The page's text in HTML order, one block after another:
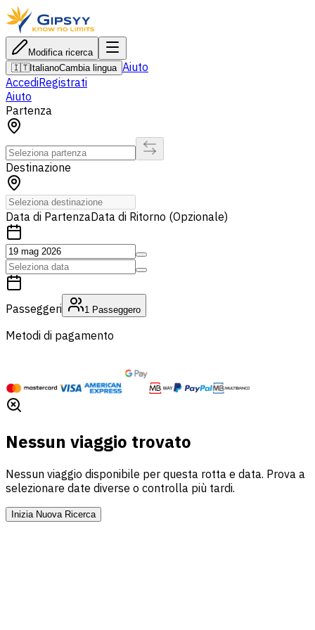
Modifica ricerca
🇮🇹ItalianoCambia lingua Aiuto
AccediRegistrati
Aiuto
Partenza
Destinazione
Data di PartenzaData di Ritorno (Opzionale)
Passeggeri 1 Passeggero
Metodi di pagamento
Nessun viaggio trovato
Nessun viaggio disponibile per questa rotta e data. Prova a
selezionare date diverse o controlla più tardi.
Inizia Nuova Ricerca